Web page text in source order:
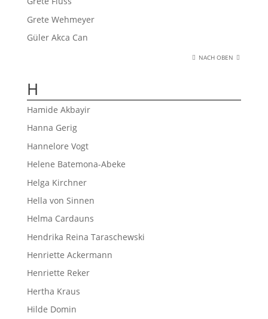
Grete Wehmeyer
Güler Akca Can
NACH OBEN
H
Hamide Akbayir
Hanna Gerig
Hannelore Vogt
Helene Batemona-Abeke
Helga Kirchner
Hella von Sinnen
Helma Cardauns
Hendrika Reina Taraschewski
Henriette Ackermann
Henriette Reker
Hertha Kraus
Hilde Domin